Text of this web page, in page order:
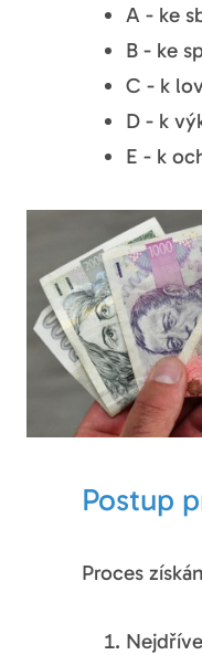
A - ke
B - ke
C - k
D - k
E - k
Postup
Proces